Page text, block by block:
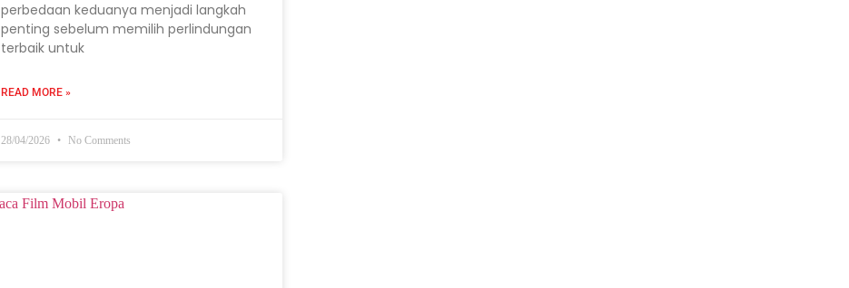
perbedaan keduanya menjadi langkah
penting sebelum memilih perlindungan
terbaik untuk
READ MORE »
28/04/2026 No Comments